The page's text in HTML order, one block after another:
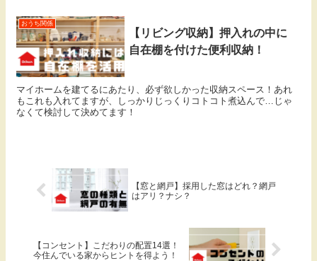
おうち関係
【リビング収納】押入れの中に
自在棚を付けた便利収納！
マイホームを建てるにあたり、必ず欲しかった収納スペース！あれ
もこれも入れてますが、しっかりじっくりコトコト煮込んで…じゃ
なくて検討して決めてます！
【窓と網戸】採用した窓はどれ？網戸
はアリ？ナシ？
【コンセント】こだわりの配置14選！
今住んでいる家からヒントを得よう！